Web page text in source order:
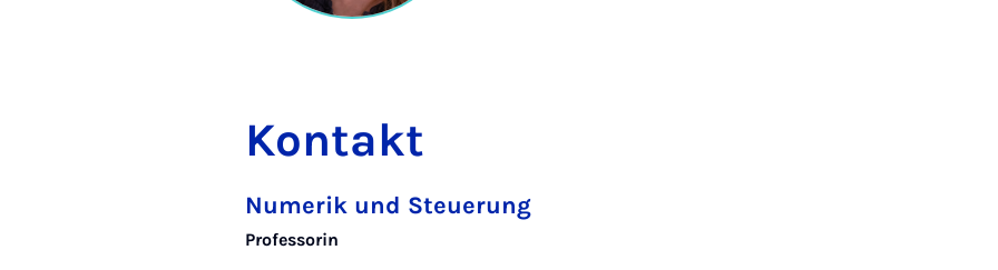
Kontakt
Numerik und Steuerung
Professorin